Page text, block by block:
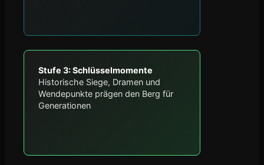
Stufe 3: Schlüsselmomente
Historische Siege, Dramen und
Wendepunkte prägen den Berg für
Generationen